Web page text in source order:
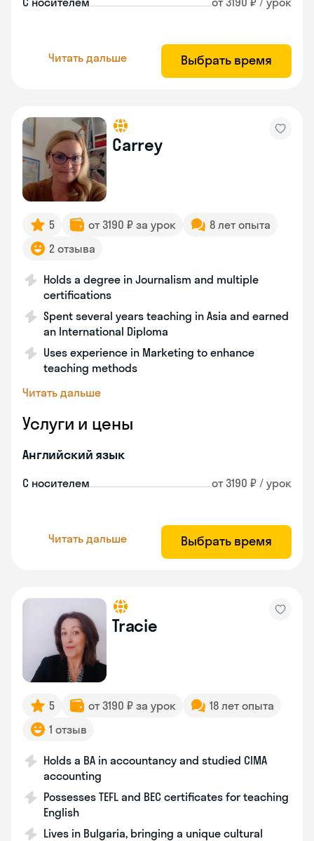
Читать дальше Выбрать время
Carrey
5 от 3190 ₽ за урок
8 лет опыта
2 отзыва
Holds a degree in Journalism and multiple
certifications
Spent several years teaching in Asia and earned
an International Diploma
Uses experience in Marketing to enhance
teaching methods
Читать дальше
Услуги и цены
Английский язык
С носителем от 3190 ₽ / урок
Читать дальше Выбрать время
Tracie
5 от 3190 ₽ за урок
18 лет опыта
1 отзыв
Holds a BA in accountancy and studied CIMA
accounting
Possesses TEFL and BEC certificates for teaching
English
Lives in Bulgaria, bringing a unique cultural